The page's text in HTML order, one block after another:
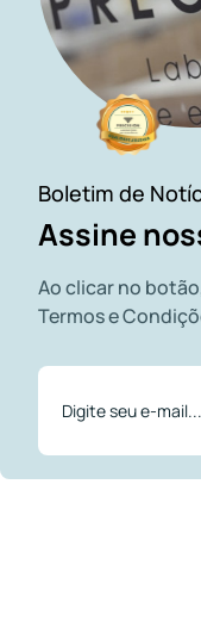
Boletim de
Assine
Ao clicar no
Termos e